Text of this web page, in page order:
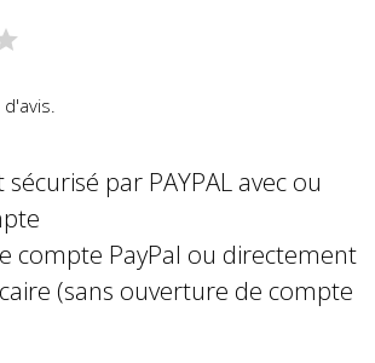
par PAYPAL avec ou
compte PayPal ou directement
(sans ouverture de compte